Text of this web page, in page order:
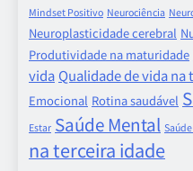
Mindset Positivo Neurociência
Neuroplasticidade cerebral
Produtividade na maturidade
vida Qualidade de vida na
Emocional Rotina saudável
Estar Saúde Mental
na terceira idade